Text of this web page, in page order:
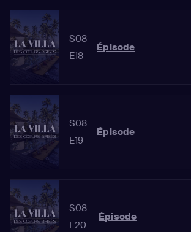
S08
E18
Épisode
S08
E19
Épisode
S08
E20
Épisode